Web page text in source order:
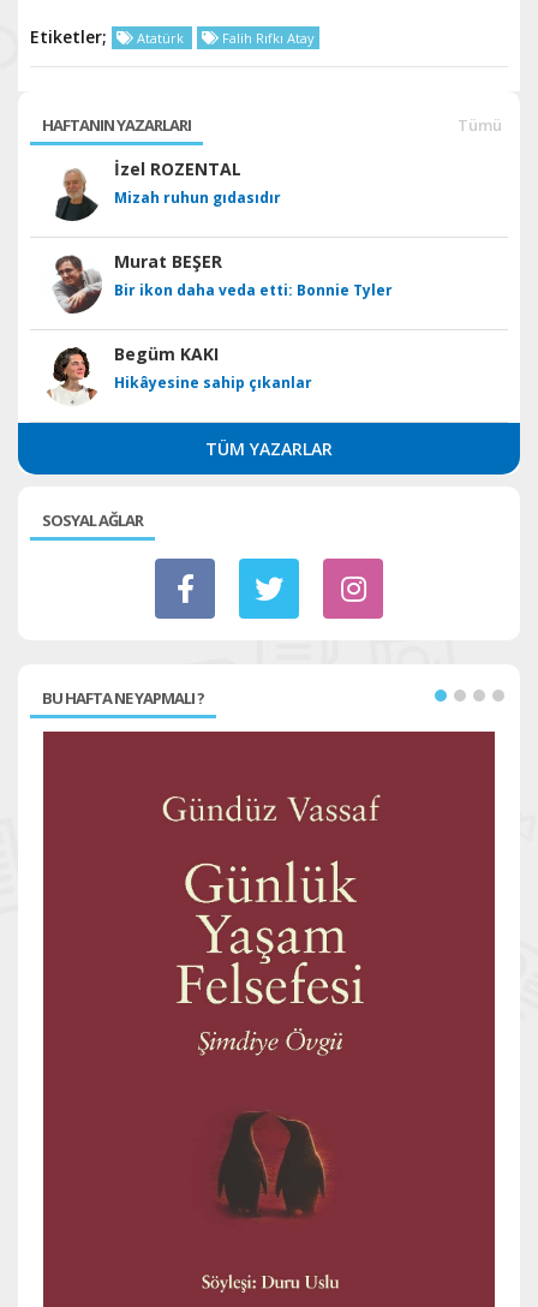
Etiketler; Atatürk Falih Rıfkı Atay
HAFTANIN YAZARLARI Tümü
İzel ROZENTAL
Mizah ruhun gıdasıdır
Murat BEŞER
Bir ikon daha veda etti: Bonnie Tyler
Begüm KAKI
Hikâyesine sahip çıkanlar
TÜM YAZARLAR
SOSYAL AĞLAR
BU HAFTA NE YAPMALI ?